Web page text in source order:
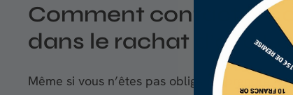
Comment contacter
dans le rachat d’or à
Même si vous n’êtes pas obligé de prendre